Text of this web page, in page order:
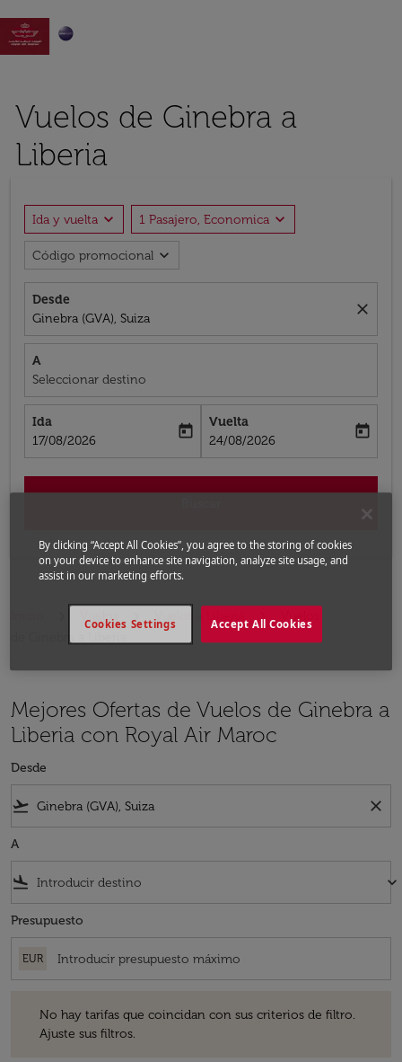

Vuelos de Ginebra a
Liberia
Ida y vuelta expand_more 1 Pasajero, Economica expand_more
Código promocional expand_more
Desde
Ginebra (GVA), Suiza
close
A
Seleccionar destino
Ida
fc-booking-departure-date-aria-label
17/08/2026
today
Vuelta
fc-booking-return-date-aria-label
24/08/2026
today
Vuelos Vuelos a Liberia
Vuelos
Mejores Ofertas de Vuelos de Ginebra a
Liberia con Royal Air Maroc
Desde
flight_takeoff close
A
flight_land keyboard_arrow_down
Presupuesto
EUR
No hay tarifas que coincidan con sus criterios de filtro.
Ajuste sus filtros.
By clicking “Accept All Cookies”, you agree to the storing of cookies
on your device to enhance site navigation, analyze site usage, and
assist in our marketing efforts.
Accept All Cookies
Cookies Settings